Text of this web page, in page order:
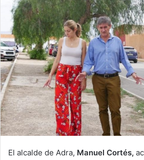
El alcalde de Adra, Manuel Cortés,